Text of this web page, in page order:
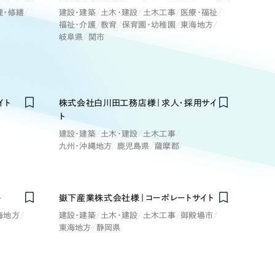
ランディング（ロゴ・印刷物）
・福祉
・修繕
建設・建築 土木・建設 土木工事
医療・福祉
福祉・介護
教育 保育園・幼稚園
東海地方
岐阜県
関市
ト
株式会社白川田工務店様｜求人・採用サイ
ト
建設・建築 土木・建設
土木工事
九州・沖縄地方
鹿児島県 薩摩郡
地方
嶽下産業株式会社様｜コーポレートサイト
建設・建築 土木・建設 土木工事
御殿場市
東海地方
静岡県